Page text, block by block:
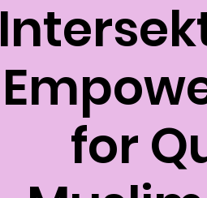
for